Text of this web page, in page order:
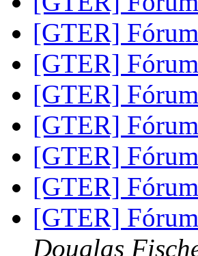
[GTER]
[GTER]
[GTER]
[GTER]
[GTER]
[GTER]
[GTER]
Douglas